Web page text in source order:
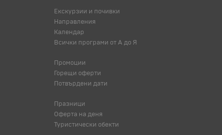
Екскурзии и почивки
Направления
Календар
Всички програми от А до Я
Промоции
Горещи оферти
Потвърдени дати
Празници
Оферта на деня
Туристически обекти